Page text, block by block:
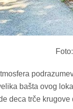
bašta ovog
deca trče